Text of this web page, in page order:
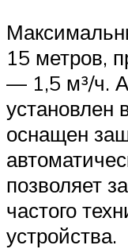
15 метров,
— 1,5 м³/ч.
оснащен
позволяет
частого
устройства.